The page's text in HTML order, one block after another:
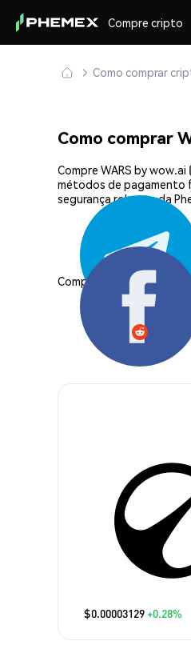
Compre cripto
Como comprar
Como comprar
Compre WARS by
métodos de pagamento
segurança robusta da
Compartilhar:
$0.00003129+0.28%